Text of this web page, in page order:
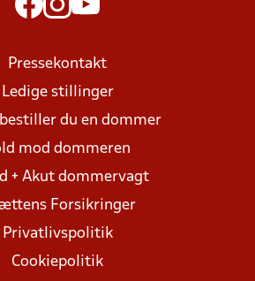
Pressekontakt
Ledige stillinger
bestiller du en dommer
mod dommeren
+ Akut dommervagt
Forsikringer
Privatlivspolitik
Cookiepolitik